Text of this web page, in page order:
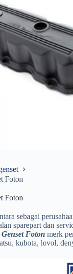
Foton
Foton
sebagai
sparepart dan
Foton merk
kubota, lovol,